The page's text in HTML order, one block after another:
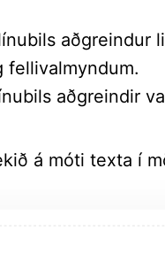
aðgreindur
fellivalmyndum.
aðgreindir
á móti texta í